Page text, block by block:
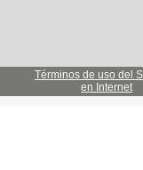
Términos de uso del
en Internet